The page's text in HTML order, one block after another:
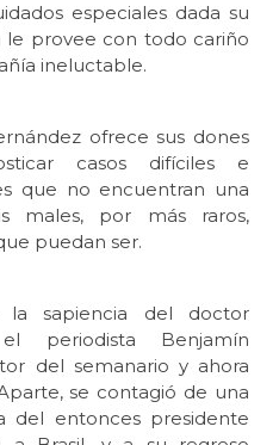
especiales dada su
le provee con todo cariño
ineluctable.
ofrece sus dones
casos difíciles e
que no encuentran una
males, por más raros,
puedan ser.
sapiencia del doctor
periodista Benjamín
del semanario y ahora
se contagió de una
del entonces presidente